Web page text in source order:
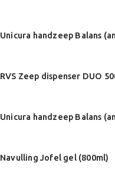
Unicura handzeep Balans
RVS Zeep dispenser DUO
Unicura handzeep Balans
Navulling Jofel gel (800ml)